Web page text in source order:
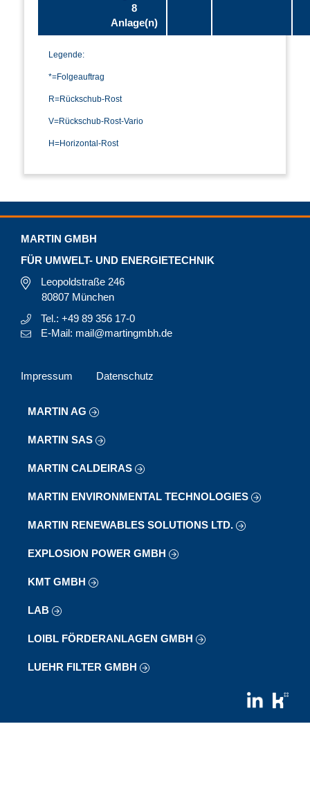
8
Anlage(n)
Legende:
*=Folgeauftrag
R=Rückschub-Rost
V=Rückschub-Rost-Vario
H=Horizontal-Rost
MARTIN GMBH
FÜR UMWELT- UND ENERGIETECHNIK
Leopoldstraße 246
80807 München
Tel.: +49 89 356 17-0
E-Mail: mail@martingmbh.de
Impressum Datenschutz
MARTIN AG
MARTIN SAS
MARTIN CALDEIRAS
MARTIN ENVIRONMENTAL TECHNOLOGIES
MARTIN RENEWABLES SOLUTIONS LTD.
EXPLOSION POWER GMBH
KMT GMBH
LAB
LOIBL FÖRDERANLAGEN GMBH
LUEHR FILTER GMBH